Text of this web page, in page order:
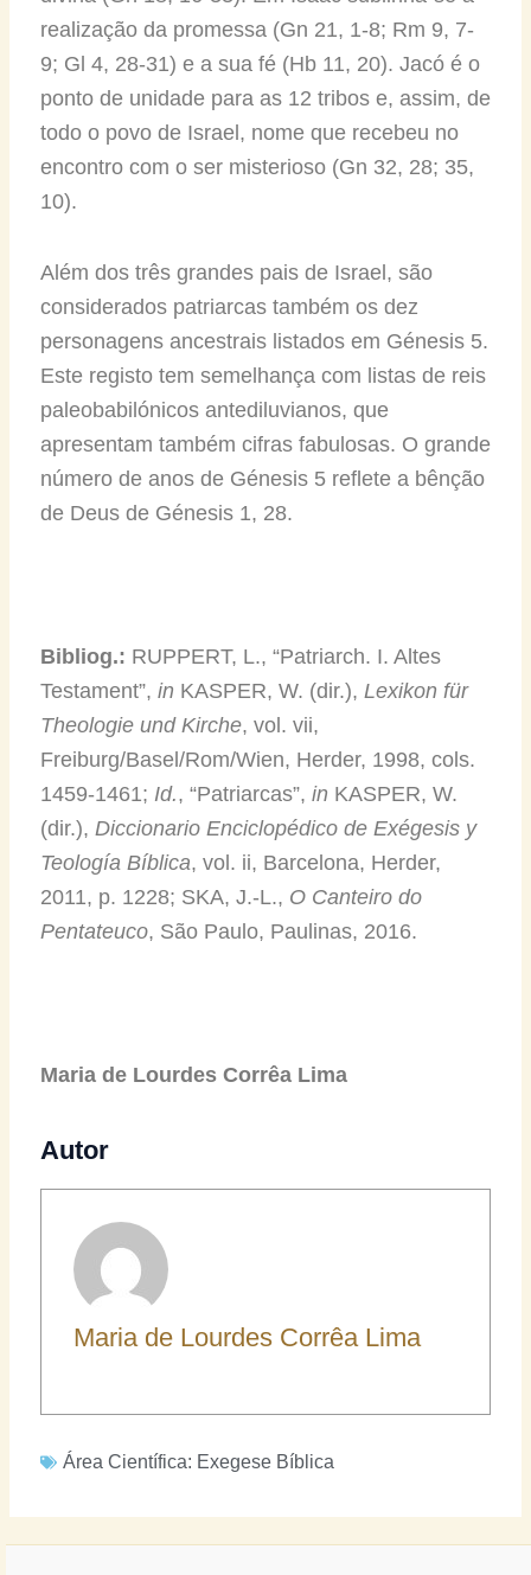
realização da promessa (Gn 21, 1-8; Rm 9, 7-
9; Gl 4, 28-31) e a sua fé (Hb 11, 20). Jacó é o
ponto de unidade para as 12 tribos e, assim, de
todo o povo de Israel, nome que recebeu no
encontro com o ser misterioso (Gn 32, 28; 35,
10).
Além dos três grandes pais de Israel, são
considerados patriarcas também os dez
personagens ancestrais listados em Génesis 5.
Este registo tem semelhança com listas de reis
paleobabilónicos antediluvianos, que
apresentam também cifras fabulosas. O grande
número de anos de Génesis 5 reflete a bênção
de Deus de Génesis 1, 28.
Bibliog.: RUPPERT, L., “Patriarch. I. Altes
Testament”, in KASPER, W. (dir.), Lexikon für
Theologie und Kirche, vol. vii,
Freiburg/Basel/Rom/Wien, Herder, 1998, cols.
1459-1461; Id., “Patriarcas”, in KASPER, W.
(dir.), Diccionario Enciclopédico de Exégesis y
Teología Bíblica, vol. ii, Barcelona, Herder,
2011, p. 1228; SKA, J.-L., O Canteiro do
Pentateuco, São Paulo, Paulinas, 2016.
Maria de Lourdes Corrêa Lima
Autor
Maria de Lourdes Corrêa Lima
Área Científica: Exegese Bíblica